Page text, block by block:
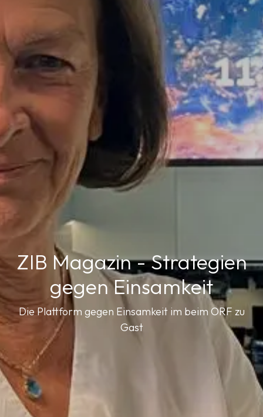
ZIB Magazin - Strategien
gegen Einsamkeit
Die Plattform gegen Einsamkeit im beim ORF zu
Gast